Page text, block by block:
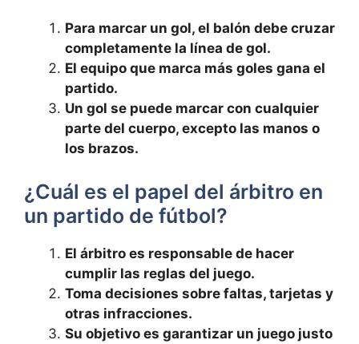
Para marcar un gol, el balón debe cruzar
completamente la línea de gol.
El equipo que marca más goles gana el
partido.
Un gol se puede marcar con cualquier
parte del cuerpo, excepto las manos o
los brazos.
¿Cuál es el papel del árbitro en
un partido de fútbol?
El árbitro es responsable de hacer
cumplir las reglas del juego.
Toma decisiones sobre faltas, tarjetas y
otras infracciones.
Su objetivo es garantizar un juego justo